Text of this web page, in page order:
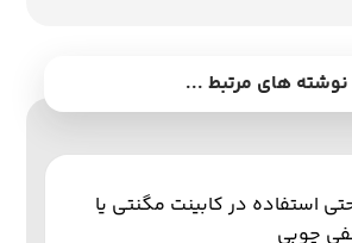
نوشته های مرتبط ...